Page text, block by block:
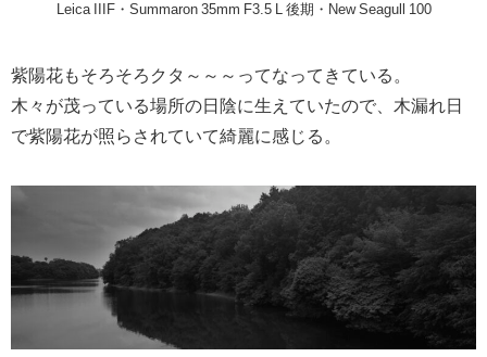
Leica IIIF・Summaron 35mm F3.5 L 後期・New Seagull 100
紫陽花もそろそろクタ～～～ってなってきている。
木々が茂っている場所の日陰に生えていたので、木漏れ日
で紫陽花が照らされていて綺麗に感じる。